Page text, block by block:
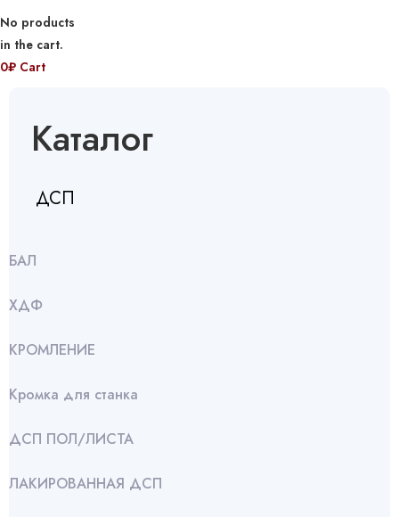
No products
in the cart.
0₽ Cart
Каталог
ДСП
БАЛ
ХДФ
КРОМЛЕНИЕ
Кромка для станка
ДСП ПОЛ/ЛИСТА
ЛАКИРОВАННАЯ ДСП